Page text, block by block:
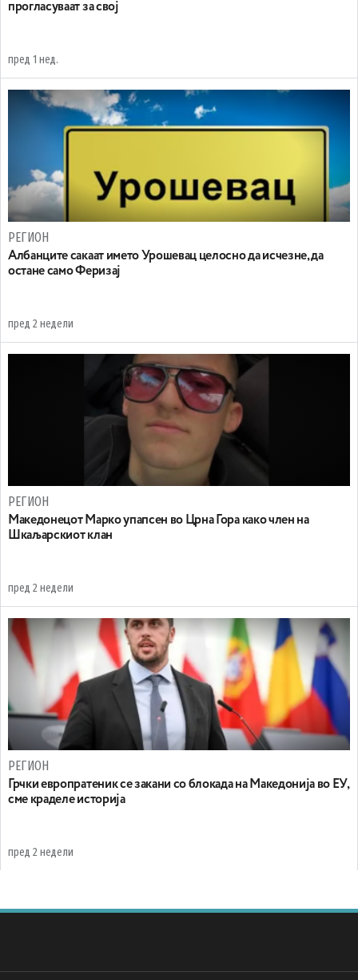
прогласуваат за свој
пред 1 нед.
РЕГИОН
Aлбанците сакаат името Урошевац целосно да исчезне, да
остане само Феризај
пред 2 недели
РЕГИОН
Maкедонецот Марко упапсен во Црна Гора како член на
Шкаљарскиот клан
пред 2 недели
РЕГИОН
Грчки европратеник се закани со блокада на Македонија во ЕУ,
сме краделе историја
пред 2 недели